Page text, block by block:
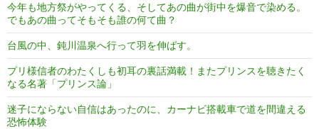
今年も地方祭がやってくる、そしてあの曲が街中を爆音で染める。
でもあの曲ってそもそも誰の何て曲？
台風の中、鈍川温泉へ行って羽を伸ばす。
プリ様信者のわたくしも初耳の裏話満載！またプリンスを聴きたく
なる名著「プリンス論」
迷子にならない自信はあったのに、カーナビ搭載車で道を間違える
恐怖体験